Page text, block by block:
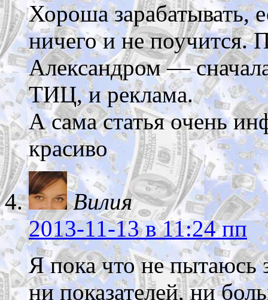
Хороша зарабатывать,
ничего и не поучится.
Александром —
ТИЦ, и реклама.
А сама статья очень
красиво
Вилия
2013-11-13в 11:24 пп
Я пока что не пытаюсь
ни показателей, ни